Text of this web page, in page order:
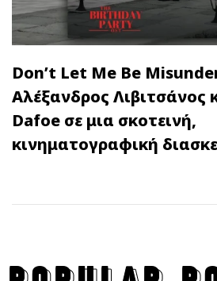
Don’t Let Me Be
Αλέξανδρος Λιβιτσάνος
Dafoe σε μια σκοτεινή,
κινηματογραφική